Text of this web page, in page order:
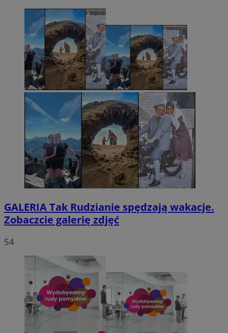
GALERIATak Rudzianie spędzają wakacje.
Zobaczcie galerię zdjęć
54